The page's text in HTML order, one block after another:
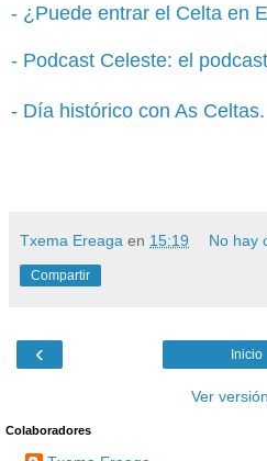
- ¿Puede entrar el Celta en
- Podcast Celeste: el
- Día histórico con As Celtas.
Txema Ereaga en 15:19 No hay
Compartir
‹ Inicio
Ver
Colaboradores